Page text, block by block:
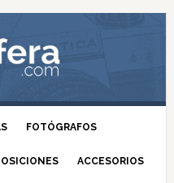
FOTÓGRAFOS
ACCESORIOS